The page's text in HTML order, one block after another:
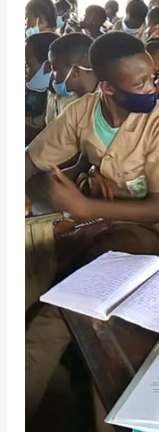
PORTO
NOVO
–
BENIN